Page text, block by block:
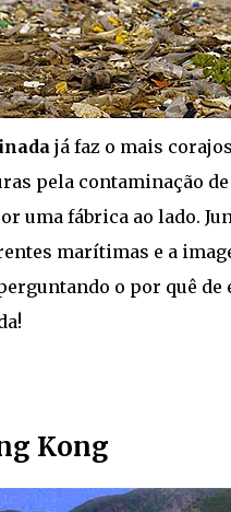
já faz o mais
pela contaminação
uma fábrica ao lado.
marítimas e a
o por quê
Kong